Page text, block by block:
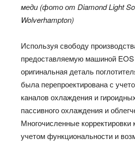
меди (фото от Diamond Light
Wolverhampton)
Используя свободу
предоставляемую машиной
оригинальная деталь
была перепроектирована с
каналов охлаждения и
пассивного охлаждения и
Многочисленные корректировки
учетом функциональности и